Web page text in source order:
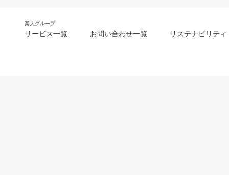
楽天グループ
サービス一覧 お問い合わせ一覧 サステナビリティ